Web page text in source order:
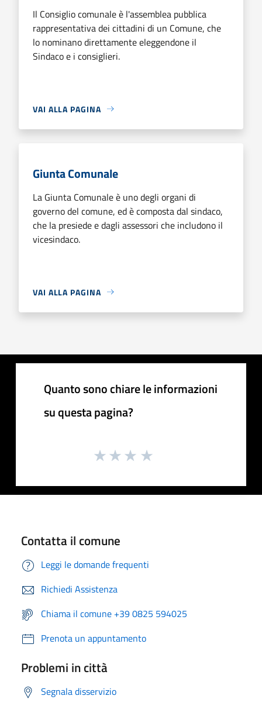
Il Consiglio comunale è l'assemblea pubblica
rappresentativa dei cittadini di un Comune, che
lo nominano direttamente eleggendone il
Sindaco e i consiglieri.
VAI ALLA PAGINA
Giunta Comunale
La Giunta Comunale è uno degli organi di
governo del comune, ed è composta dal sindaco,
che la presiede e dagli assessori che includono il
vicesindaco.
VAI ALLA PAGINA
Quanto sono chiare le informazioni
su questa pagina?
Contatta il comune
Leggi le domande frequenti
Richiedi Assistenza
Chiama il comune +39 0825 594025
Prenota un appuntamento
Problemi in città
Segnala disservizio